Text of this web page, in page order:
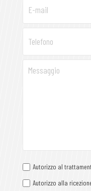
Autorizzo al
Autorizzo alla